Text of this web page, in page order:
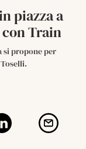
piazza a
Train
si propone per